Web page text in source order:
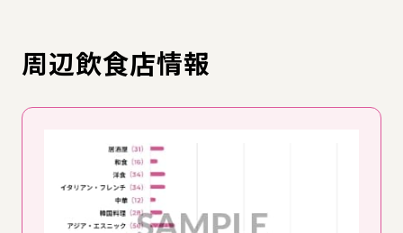
周辺飲食店情報